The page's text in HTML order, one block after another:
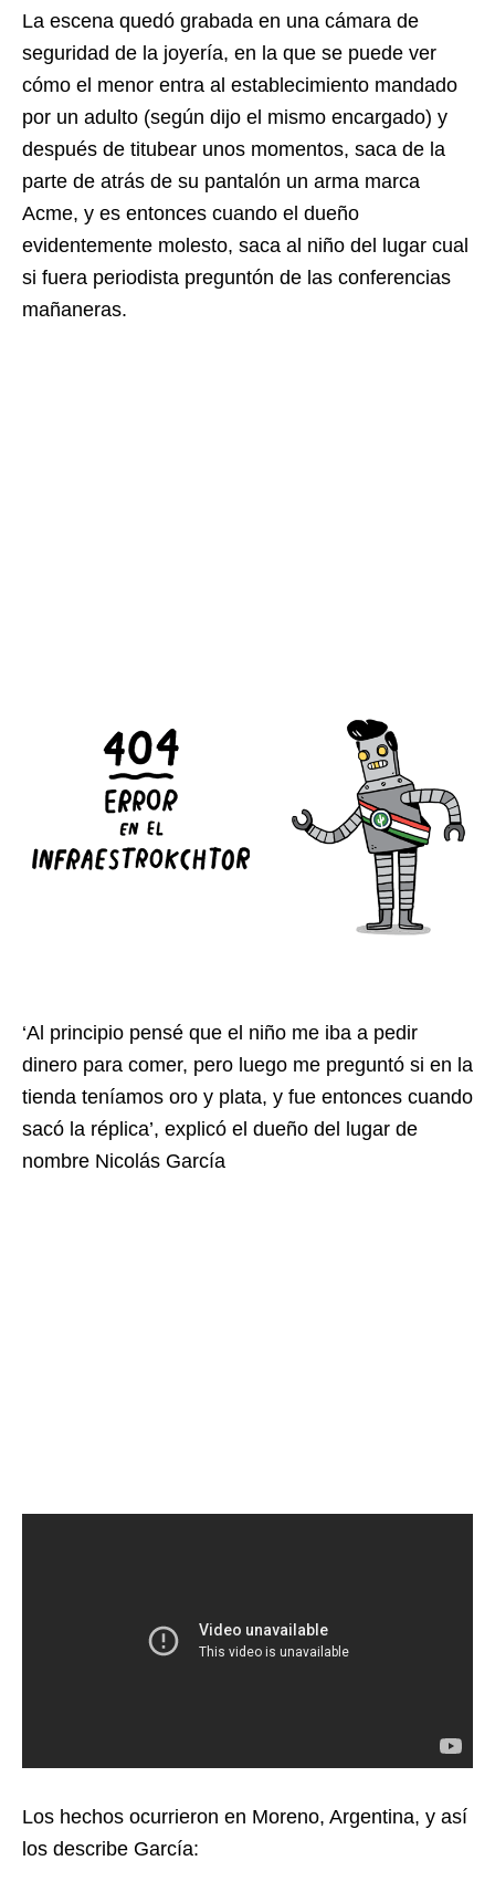
La escena quedó grabada en una cámara de
seguridad de la joyería, en la que se puede ver
cómo el menor entra al establecimiento mandado
por un adulto (según dijo el mismo encargado) y
después de titubear unos momentos, saca de la
parte de atrás de su pantalón un arma marca
Acme, y es entonces cuando el dueño
evidentemente molesto, saca al niño del lugar cual
si fuera periodista preguntón de las conferencias
mañaneras.
‘Al principio pensé que el niño me iba a pedir
dinero para comer, pero luego me preguntó si en la
tienda teníamos oro y plata, y fue entonces cuando
sacó la réplica’, explicó el dueño del lugar de
nombre Nicolás García
Los hechos ocurrieron en Moreno, Argentina, y así
los describe García: